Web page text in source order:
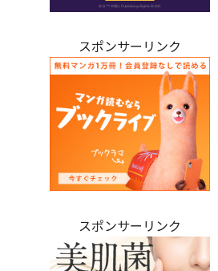
スポンサーリンク
スポンサーリンク